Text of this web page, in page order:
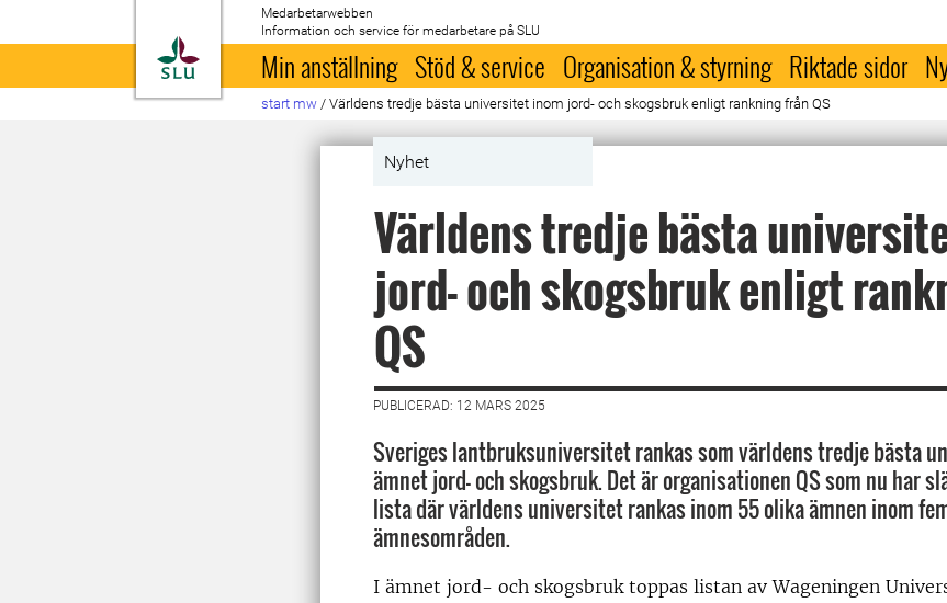
Till startsida
Medarbetarwebben
Information och service för medarbetare på SLU
Min anställning Stöd & service Organisation & styrning Riktade sidor
start mw / Världens tredje bästa universitet inom jord- och skogsbruk enligt rankning från QS
Nyhet
Världens tredje bästa
jord- och skogsbruk enligt
QS
PUBLICERAD: 12 MARS 2025
Sveriges lantbruksuniversitet rankas som världens tredje bästa
ämnet jord- och skogsbruk. Det är organisationen QS som nu har
lista där världens universitet rankas inom 55 olika ämnen inom
ämnesområden.
I ämnet jord- och skogsbruk toppas listan av Wageningen